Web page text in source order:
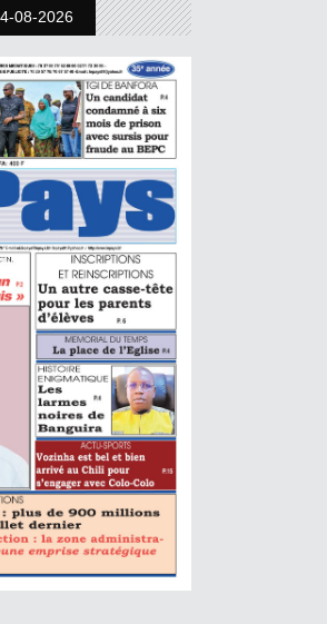
08-2026